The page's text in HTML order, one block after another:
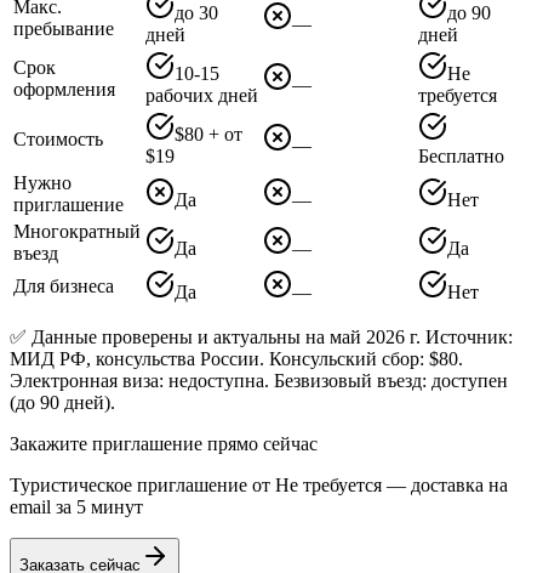
Макс.
пребывание
до 30
дней
—
до 90
дней
Срок
оформления
10-15
рабочих дней
—
Не
требуется
Стоимость
$80 + от
$19
—
Бесплатно
Нужно
приглашение
Да —
Нет
Многократный
въезд
Да —
Да
Для бизнеса
Да — Нет
✅ Данные проверены и актуальны на май 2026 г. Источник:
МИД РФ, консульства России. Консульский сбор: $80.
Электронная виза: недоступна. Безвизовый въезд: доступен
(до 90 дней).
Закажите приглашение прямо сейчас
Туристическое приглашение от Не требуется — доставка на
email за 5 минут
Заказать сейчас